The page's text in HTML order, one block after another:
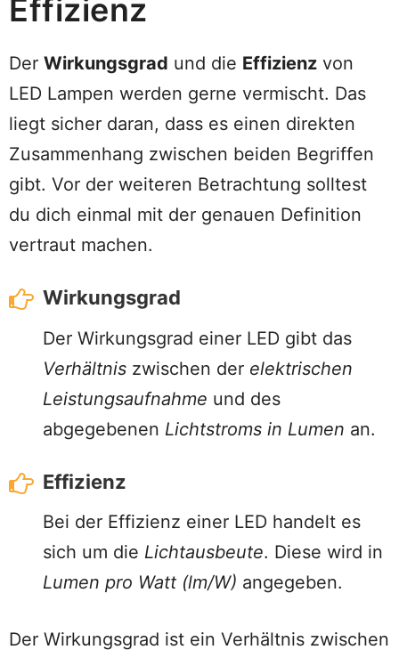
Effizienz
Der Wirkungsgrad und die Effizienz von
LED Lampen werden gerne vermischt. Das
liegt sicher daran, dass es einen direkten
Zusammenhang zwischen beiden Begriffen
gibt. Vor der weiteren Betrachtung solltest
du dich einmal mit der genauen Definition
vertraut machen.
Wirkungsgrad
Der Wirkungsgrad einer LED gibt das
Verhältnis zwischen der elektrischen
Leistungsaufnahme und des
abgegebenen Lichtstroms in Lumen an.
Effizienz
Bei der Effizienz einer LED handelt es
sich um die Lichtausbeute. Diese wird in
Lumen pro Watt (lm/W) angegeben.
Der Wirkungsgrad ist ein Verhältnis zwischen